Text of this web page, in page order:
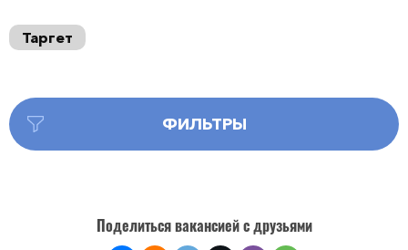
Таргет
ФИЛЬТРЫ
Поделиться вакансией с друзьями